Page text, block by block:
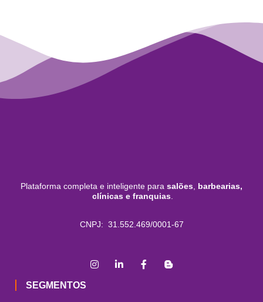
Plataforma completa e inteligente para salões barbearias,
clínicas e franquias
CNPJ: 31.552.469/0001-67
SEGMENTOS